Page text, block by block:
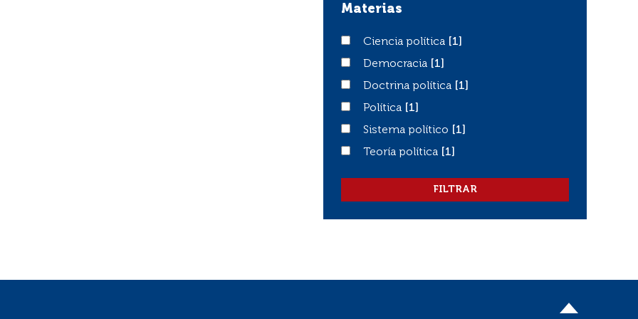
Materias
Ciencia política
Ciencia política
[1]
Democracia
Democracia
[1]
Doctrina política
Doctrina política
[1]
PolíticaPolítica
[1]
Sistema político
Sistema político
[1]
Teoría política
Teoría política [1]